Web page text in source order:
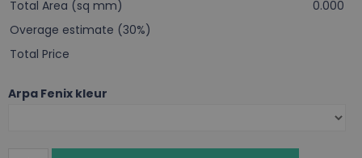
Total Area (sq mm)
0.000
Overage estimate (30%)
Total Price
Arpa Fenix kleur